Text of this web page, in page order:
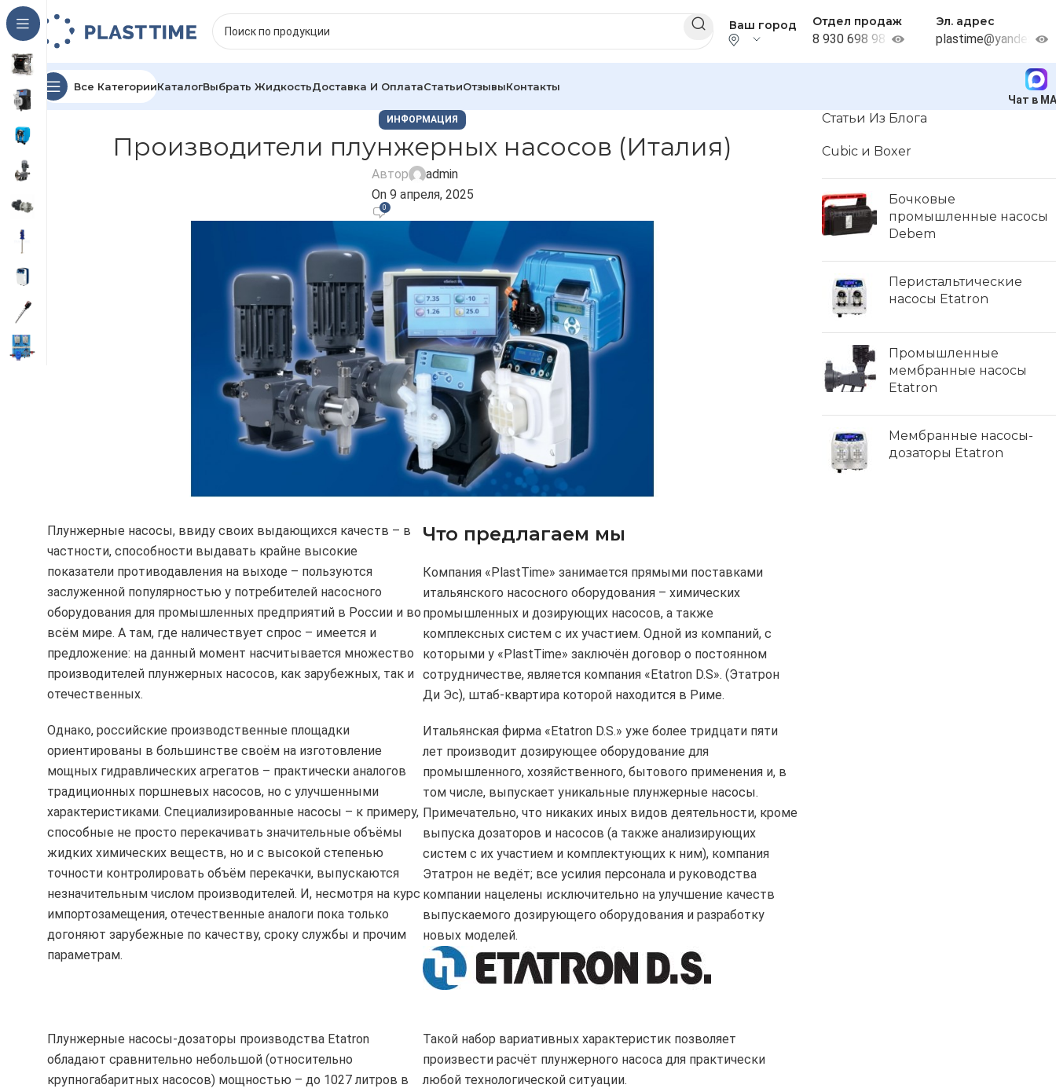
Ваш город Отдел продаж
8 930 698 98 38
Эл. адрес
plastime@yandex.ru
Все КатегорииКаталогВыбрать ЖидкостьДоставка И ОплатаСтатьиОтзывыКонтакты
Чат в
ИНФОРМАЦИЯ
Производители плунжерных насосов (Италия)
Автор
admin
On 9 апреля, 2025
0
Плунжерные насосы, ввиду своих выдающихся качеств – в
частности, способности выдавать крайне высокие
показатели противодавления на выходе – пользуются
заслуженной популярностью у потребителей насосного
оборудования для промышленных предприятий в России и во
всём мире. А там, где наличествует спрос – имеется и
предложение: на данный момент насчитывается множество
производителей плунжерных насосов, как зарубежных, так и
отечественных.
Однако, российские производственные площадки
ориентированы в большинстве своём на изготовление
мощных гидравлических агрегатов – практически аналогов
традиционных поршневых насосов, но с улучшенными
характеристиками. Специализированные насосы – к примеру,
способные не просто перекачивать значительные объёмы
жидких химических веществ, но и с высокой степенью
точности контролировать объём перекачки, выпускаются
незначительным числом производителей. И, несмотря на курс
импортозамещения, отечественные аналоги пока только
догоняют зарубежные по качеству, сроку службы и прочим
параметрам.
Что предлагаем мы
Компания «PlastTime» занимается прямыми поставками
итальянского насосного оборудования – химических
промышленных и дозирующих насосов, а также
комплексных систем с их участием. Одной из компаний, с
которыми у «PlastTime» заключён договор о постоянном
сотрудничестве, является компания «Etatron D.S». (Этатрон
Ди Эс), штаб-квартира которой находится в Риме.
Итальянская фирма «Etatron D.S.» уже более тридцати пяти
лет производит дозирующее оборудование для
промышленного, хозяйственного, бытового применения и, в
том числе, выпускает уникальные плунжерные насосы.
Примечательно, что никаких иных видов деятельности, кроме
выпуска дозаторов и насосов (а также анализирующих
систем с их участием и комплектующих к ним), компания
Этатрон не ведёт; все усилия персонала и руководства
компании нацелены исключительно на улучшение качеств
выпускаемого дозирующего оборудования и разработку
новых моделей.
Плунжерные насосы-дозаторы производства Etatron
обладают сравнительно небольшой (относительно
крупногабаритных насосов) мощностью – до 1027 литров в
Такой набор вариативных характеристик позволяет
произвести расчёт плунжерного насоса для практически
любой технологической ситуации.
Статьи Из Блога
Cubic и Boxer
Бочковые
промышленные насосы
Debem
Перистальтические
насосы Etatron
Промышленные
мембранные насосы
Etatron
Мембранные насосы-
дозаторы Etatron